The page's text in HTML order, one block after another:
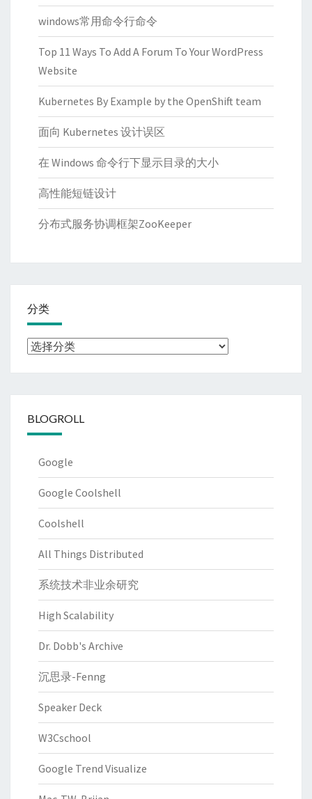
windows常用命令行命令
Top 11 Ways To Add A Forum To Your WordPress
Website
Kubernetes By Example by the OpenShift team
面向 Kubernetes 设计误区
在 Windows 命令行下显示目录的大小
高性能短链设计
分布式服务协调框架ZooKeeper
分类
分
BLOGROLL
Google
Google Coolshell
Coolshell
All Things Distributed
系统技术非业余研究
High Scalability
Dr. Dobb's Archive
沉思录-Fenng
Speaker Deck
W3Cschool
Google Trend Visualize